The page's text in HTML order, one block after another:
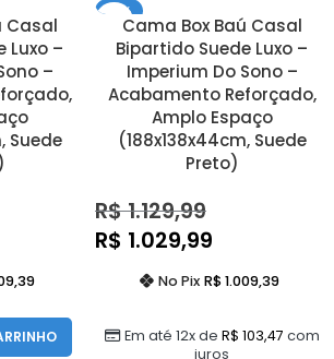
Casal
Luxo –
–
Suede
- 9%
Cama Box Baú Casal
Bipartido Suede Luxo –
Imperium Do Sono –
Acabamento Reforçado,
Amplo Espaço
(188x138x44cm, Suede
Preto)
R$1.129,99
R$ 1.029,99
Em até 12x de R$ 103,47 com
juros
No Pix R$1.009,39